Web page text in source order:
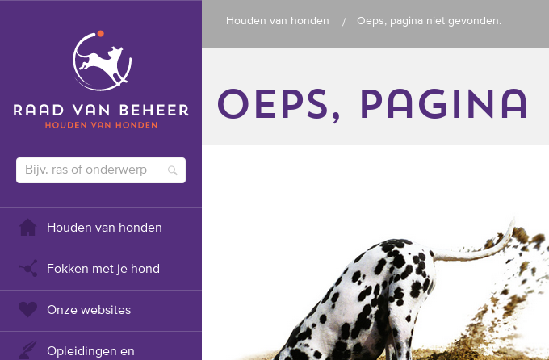
Houden van honden
Fokken met je hond
Onze websites
Opleidingen en
Houden van honden Oeps, pagina niet gevonden.
oeps,